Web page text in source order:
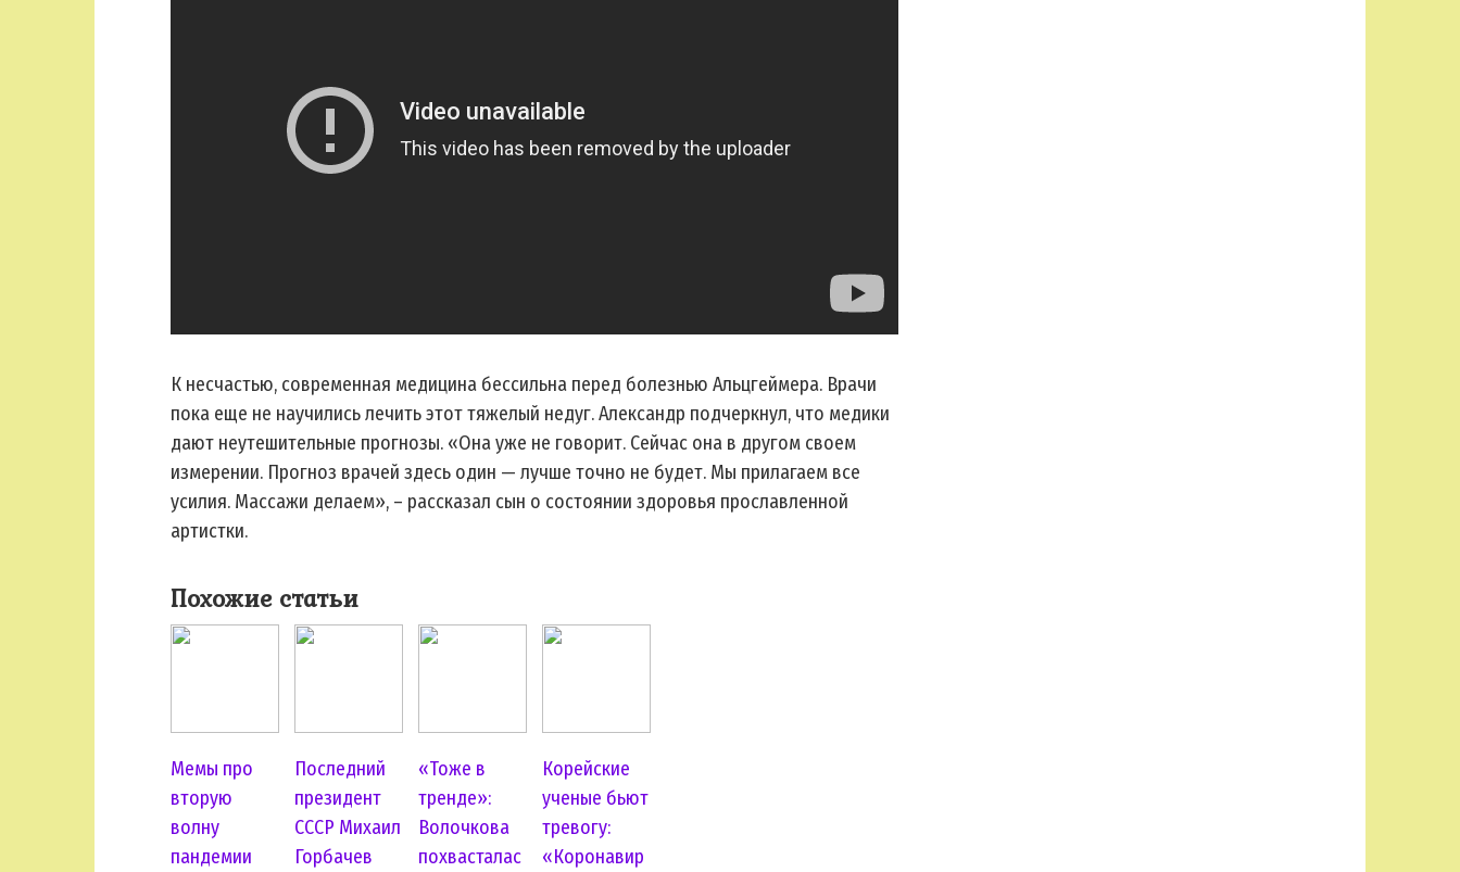
К несчастью, современная медицина бессильна перед болезнью Альцгеймера. Врачи
пока еще не научились лечить этот тяжелый недуг. Александр подчеркнул, что медики
дают неутешительные прогнозы. «Она уже не говорит. Сейчас она в другом своем
измерении. Прогноз врачей здесь один — лучше точно не будет. Мы прилагаем все
усилия. Массажи делаем», – рассказал сын о состоянии здоровья прославленной
артистки.
Похожие статьи
Мемы про
вторую
волну
пандемии
Последний
президент
СССР Михаил
Горбачев
«Тоже в
тренде»:
Волочкова
похвасталас
Корейские
ученые бьют
тревогу:
«Коронавир